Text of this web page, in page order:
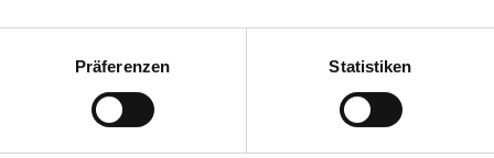
Präferenzen Statistiken
denen sie basiert. In vielen Unternehmen sind
Typische Herausforderungen der